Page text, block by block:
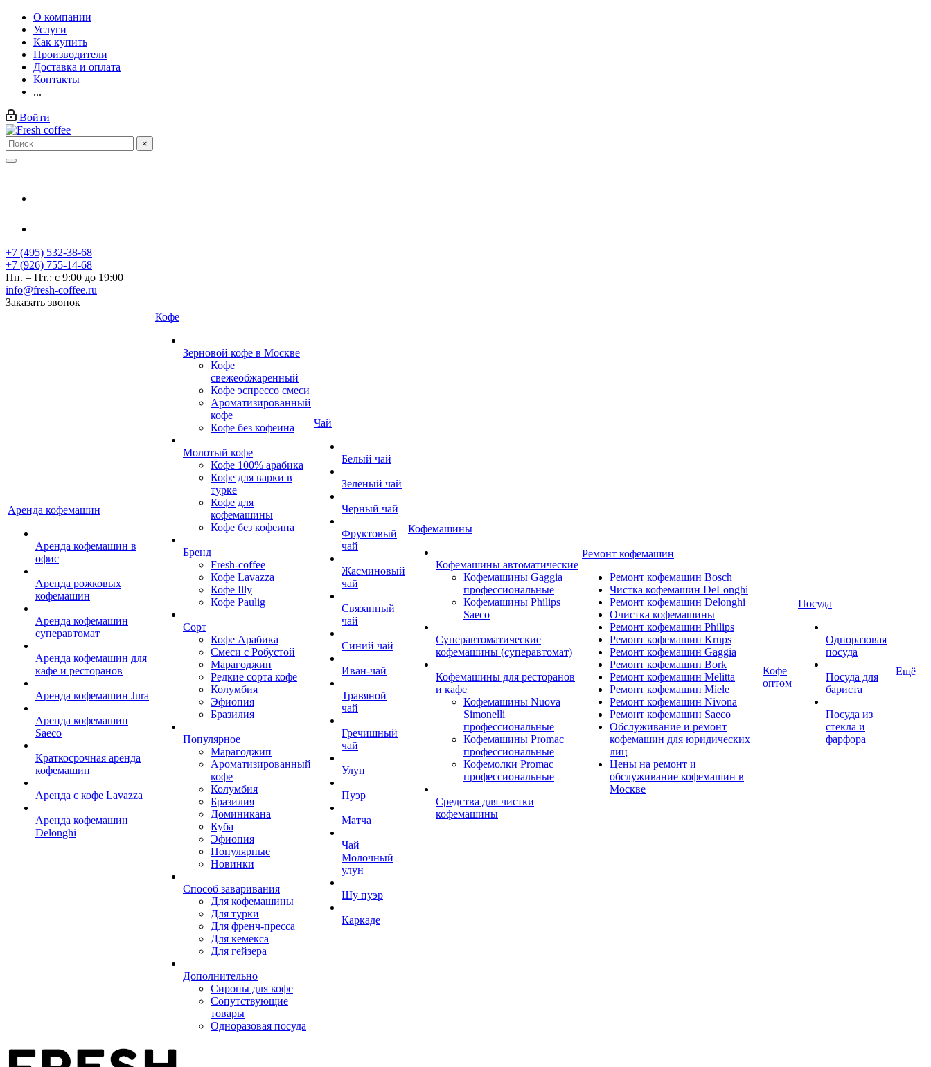
О компании
Услуги
Как купить
Производители
Доставка и оплата
Контакты
...
Войти
×
+7 (495) 532-38-68
+7 (926) 755-14-68
Пн. – Пт.: с 9:00 до 19:00
info@fresh-coffee.ru
Заказать звонок
Аренда кофемашин
Аренда кофемашин в
офис
Аренда рожковых
кофемашин
Аренда кофемашин
суперавтомат
Аренда кофемашин для
кафе и ресторанов
Аренда кофемашин Jura
Аренда кофемашин
Saeco
Краткосрочная аренда
кофемашин
Аренда с кофе Lavazza
Аренда кофемашин
Delonghi
Кофе
Зерновой кофе в Москве
Кофе
свежеобжаренный
Кофе эспрессо смеси
Ароматизированный
кофе
Кофе без кофеина
Молотый кофе
Кофе 100% арабика
Кофе для варки в
турке
Кофе для
кофемашины
Кофе без кофеина
Бренд
Fresh-coffee
Кофе Lavazza
Кофе Illy
Кофе Paulig
Сорт
Кофе Арабика
Смеси с Робустой
Марагоджип
Редкие сорта кофе
Колумбия
Эфиопия
Бразилия
Популярное
Марагоджип
Ароматизированный
кофе
Колумбия
Бразилия
Доминикана
Куба
Эфиопия
Популярные
Новинки
Способ заваривания
Для кофемашины
Для турки
Для френч-пресса
Для кемекса
Для гейзера
Дополнительно
Сиропы для кофе
Сопутствующие
товары
Одноразовая посуда
Чай
Белый чай
Зеленый чай
Черный чай
Фруктовый
чай
Жасминовый
чай
Связанный
чай
Синий чай
Иван-чай
Травяной
чай
Гречишный
чай
Улун
Пуэр
Матча
Чай
Молочный
улун
Шу пуэр
Каркаде
Кофемашины
Кофемашины автоматические
Кофемашины Gaggia
профессиональные
Кофемашины Philips
Saeco
Суперавтоматические
кофемашины (суперавтомат)
Кофемашины для ресторанов
и кафе
Кофемашины Nuova
Simonelli
профессиональные
Кофемашины Promac
профессиональные
Кофемолки Promac
профессиональные
Средства для чистки
кофемашины
Ремонт кофемашин
Ремонт кофемашин Bosch
Чистка кофемашин DeLonghi
Ремонт кофемашин Delonghi
Очистка кофемашины
Ремонт кофемашин Philips
Ремонт кофемашин Krups
Ремонт кофемашин Gaggia
Ремонт кофемашин Bork
Ремонт кофемашин Melitta
Ремонт кофемашин Miele
Ремонт кофемашин Nivona
Ремонт кофемашин Saeco
Обслуживание и ремонт
кофемашин для юридических
лиц
Цены на ремонт и
обслуживание кофемашин в
Москве
Кофе
оптом
Посуда
Одноразовая
посуда
Посуда для
бариста
Посуда из
стекла и
фарфора
Ещё